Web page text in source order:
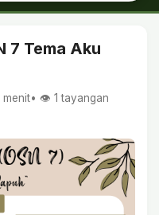
7 Tema Aku
menit• 👁️ 1 tayangan